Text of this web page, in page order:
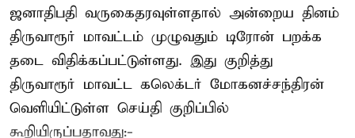
ஜனாதிபதி வருகைதரவுள்ளதால் அன்றைய தினம்
திருவாரூர் மாவட்டம் முழுவதும் டிரோன் பறக்க
தடை விதிக்கப்பட்டுள்ளது. இது குறித்து
திருவாரூர் மாவட்ட கலெக்டர் மோகனச்சந்திரன்
வெளியிட்டுள்ள செய்தி குறிப்பில்
கூறியிருப்பதாவது:-